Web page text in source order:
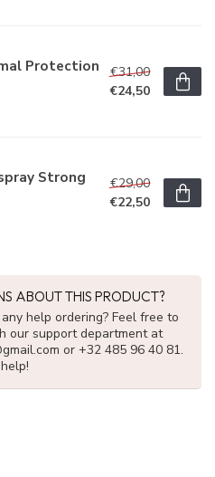
Protection
€31,00
€24,50
Strong
€29,00
€22,50
ABOUT THIS PRODUCT?
help ordering? Feel free to
our support department at
or +32 485 96 40 81.